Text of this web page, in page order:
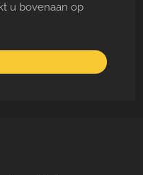
u bovenaan op